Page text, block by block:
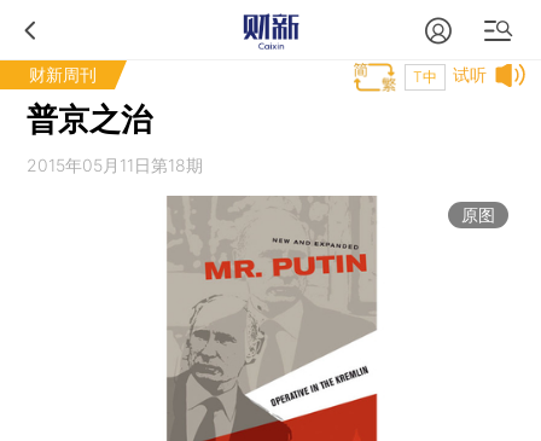
财新周刊 试听
T中
普京之治
2015年05月11日第18期
原图